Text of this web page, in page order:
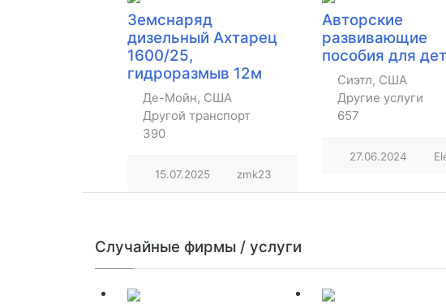
Земснаряд
дизельный Ахтарец
1600/25,
гидроразмыв 12м
Де-Мойн, США
Другой транспорт
390
15.07.2025 zmk23
Авторские
развивающие
пособия для
Сиэтл, США
Другие услуги
657
27.06.2024
Случайные фирмы / услуги